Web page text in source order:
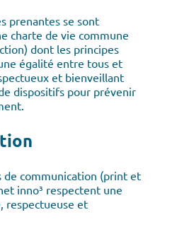
prenantes se sont
charte de vie commune
dont les principes
égalité entre tous et
et bienveillant
dispositifs pour prévenir
de communication (print et
inno³ respectent une
respectueuse et